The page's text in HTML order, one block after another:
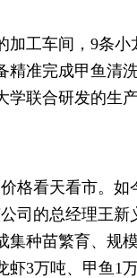
工车间，9条小
精准完成甲鱼清
联合研发的生
看天看市。如
司的总经理王新
集种苗繁育、规
3万吨、甲鱼1